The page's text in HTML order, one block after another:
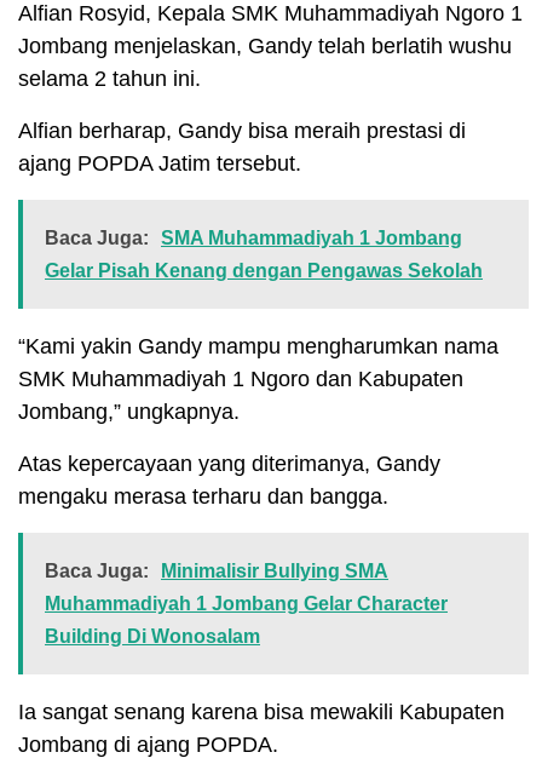
Alfian Rosyid, Kepala SMK Muhammadiyah Ngoro 1
Jombang menjelaskan, Gandy telah berlatih wushu
selama 2 tahun ini.
Alfian berharap, Gandy bisa meraih prestasi di
ajang POPDA Jatim tersebut.
Baca Juga:
SMA Muhammadiyah 1 Jombang
Gelar Pisah Kenang dengan Pengawas Sekolah
“Kami yakin Gandy mampu mengharumkan nama
SMK Muhammadiyah 1 Ngoro dan Kabupaten
Jombang,” ungkapnya.
Atas kepercayaan yang diterimanya, Gandy
mengaku merasa terharu dan bangga.
Baca Juga:
Minimalisir Bullying SMA
Muhammadiyah 1 Jombang Gelar Character
Building Di Wonosalam
Ia sangat senang karena bisa mewakili Kabupaten
Jombang di ajang POPDA.